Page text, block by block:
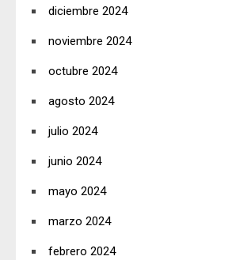
diciembre 2024
noviembre 2024
octubre 2024
agosto 2024
julio 2024
junio 2024
mayo 2024
marzo 2024
febrero 2024